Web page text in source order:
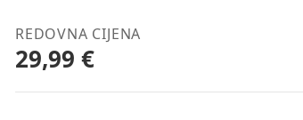
REDOVNA CIJENA
29,99 €